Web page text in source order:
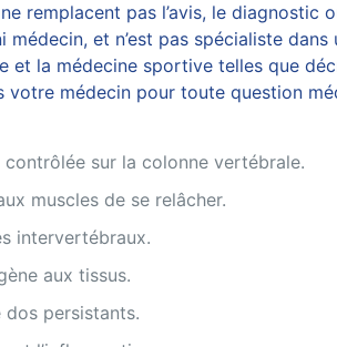
pas l’avis, le diagnostic
et n’est pas spécialiste
et la médecine sportive telles que
médecin pour toute question
sur la colonne vertébrale.
muscles de se relâcher.
intervertébraux.
aux tissus.
persistants.